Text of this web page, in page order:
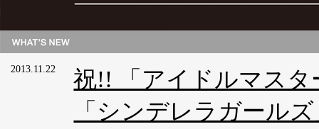
2013.11.22
祝!! 「アイドルマス
「シンデレラガール